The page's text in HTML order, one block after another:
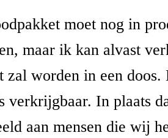
moet nog in
maar ik kan alvast
zal worden in een doos.
verkrijgbaar. In plaats
aan mensen die wij